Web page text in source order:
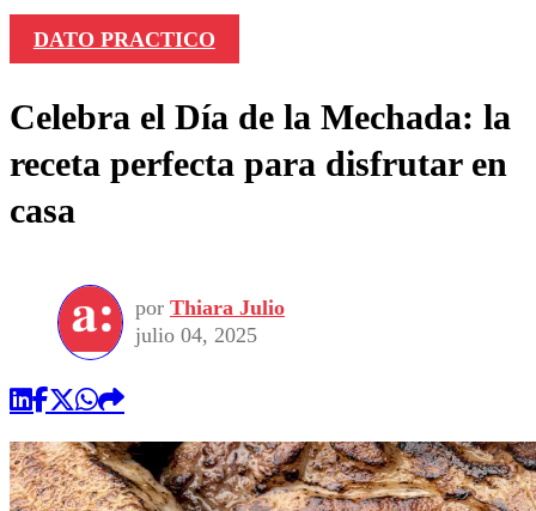
DATO PRACTICO
Celebra el Día de la Mechada: la
receta perfecta para disfrutar en
casa
por Thiara Julio
julio 04, 2025